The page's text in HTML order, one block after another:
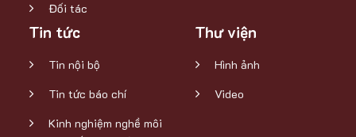
Đối tác
Tin tức
Tin nội bộ
Tin tức báo chí
Kinh nghiệm nghề môi
Thư viện
Hình ảnh
Video